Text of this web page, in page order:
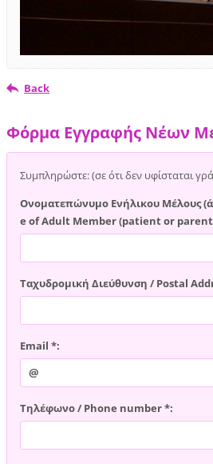
Back
Φόρμα Εγγραφής Νέων
Συμπληρώστε: (σε ότι δεν υφίσταται
Ονοματεπώνυμο Ενήλικου Μέλους
e of Adult Member (patient or
Ταχυδρομική Διεύθυνση / Postal
Email *:
Τηλέφωνο / Phone number *: